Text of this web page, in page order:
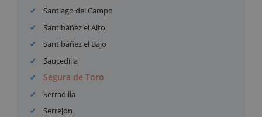
Santiago del Campo
Santibáñez el Alto
Santibáñez el Bajo
Saucedilla
Segura de Toro
Serradilla
Serrejón